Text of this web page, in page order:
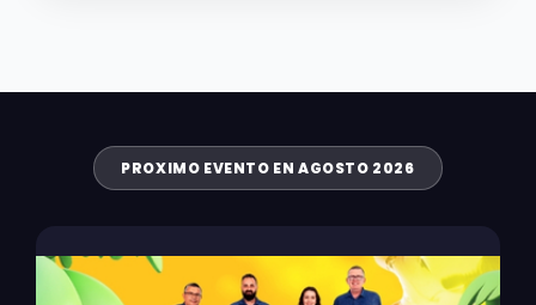
PROXIMO EVENTO EN AGOSTO 2026